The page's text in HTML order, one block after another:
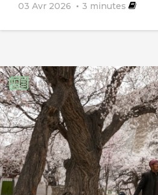
03 Avr 2026 3 minutes